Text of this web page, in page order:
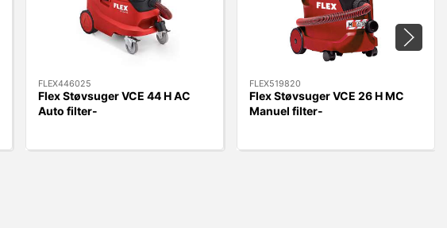
FLEX446025
Flex Støvsuger VCE 44 H AC
Auto filter-
FLEX519820
Flex Støvsuger VCE 26 H MC
Manuel filter-